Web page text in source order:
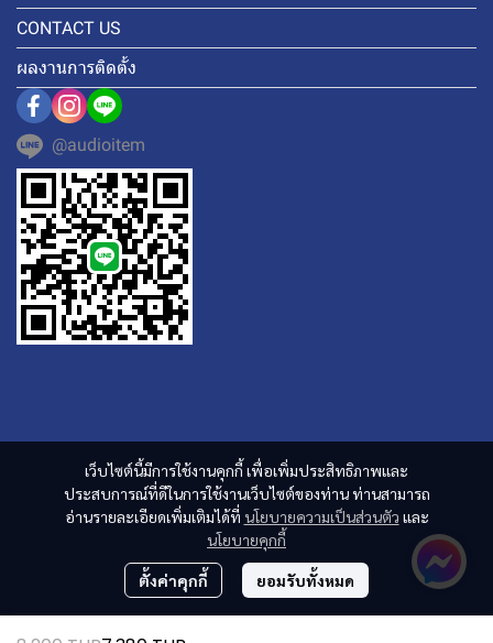
เว็บไซต์นี้มีการใช้งานคุกกี้ เพื่อเพิ่มประสิทธิภาพและ
ประสบการณ์ที่ดีในการใช้งานเว็บไซต์ของท่าน ท่านสามารถ
อ่านรายละเอียดเพิ่มเติมได้ที่ นโยบายความเป็นส่วนตัว และ
นโยบายคุกกี้
ตั้งค่าคุกกี้ ยอมรับทั้งหมด
CONTACT US
ผลงานการติดตั้ง
@audioitem